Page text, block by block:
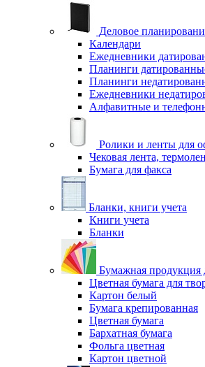
Деловое
Календари
Ежедневники
Планинги
Планинги
Ежедневники
Алфавитные и
Ролики и ленты для
Чековая лента,
Бумага для факса
Бланки, книги учета
Книги учета
Бланки
Бумажная продукция
Цветная бумага для
Картон белый
Бумага крепированная
Цветная бумага
Бархатная бумага
Фольга цветная
Картон цветной